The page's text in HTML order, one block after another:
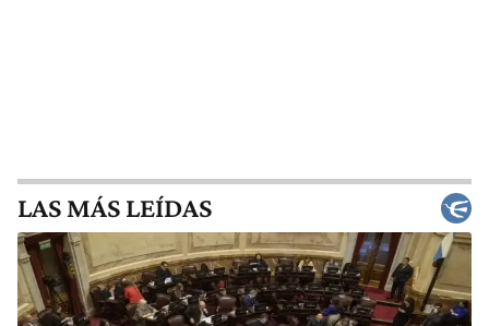
LAS MÁS LEÍDAS